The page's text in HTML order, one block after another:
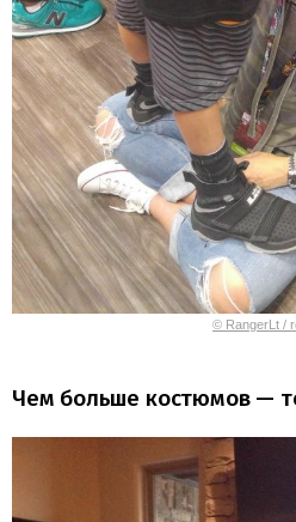
© RangerLt /
Чем больше костюмов —